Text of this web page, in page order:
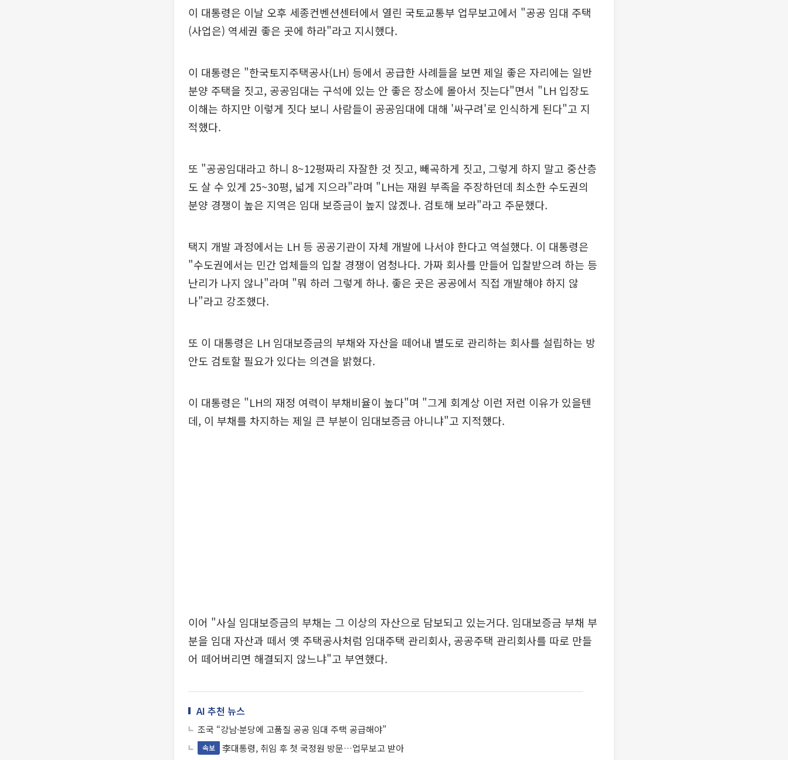
이 대통령은 이날 오후 세종컨벤션센터에서 열린 국토교통부 업무보고에서 "공공 임대 주택
(사업은) 역세권 좋은 곳에 하라"라고 지시했다.
이 대통령은 "한국토지주택공사(LH) 등에서 공급한 사례들을 보면 제일 좋은 자리에는 일반
분양 주택을 짓고, 공공임대는 구석에 있는 안 좋은 장소에 몰아서 짓는다"면서 "LH 입장도
이해는 하지만 이렇게 짓다 보니 사람들이 공공임대에 대해 '싸구려'로 인식하게 된다"고 지
적했다.
또 "공공임대라고 하니 8~12평짜리 자잘한 것 짓고, 빼곡하게 짓고, 그렇게 하지 말고 중산층
도 살 수 있게 25~30평, 넓게 지으라"라며 "LH는 재원 부족을 주장하던데 최소한 수도권의
분양 경쟁이 높은 지역은 임대 보증금이 높지 않겠나. 검토해 보라"라고 주문했다.
택지 개발 과정에서는 LH 등 공공기관이 자체 개발에 나서야 한다고 역설했다. 이 대통령은
"수도권에서는 민간 업체들의 입찰 경쟁이 엄청나다. 가짜 회사를 만들어 입찰받으려 하는 등
난리가 나지 않나"라며 "뭐 하러 그렇게 하나. 좋은 곳은 공공에서 직접 개발해야 하지 않
나"라고 강조했다.
또 이 대통령은 LH 임대보증금의 부채와 자산을 떼어내 별도로 관리하는 회사를 설립하는 방
안도 검토할 필요가 있다는 의견을 밝혔다.
이 대통령은 "LH의 재정 여력이 부채비율이 높다"며 "그게 회계상 이런 저런 이유가 있을텐
데, 이 부채를 차지하는 제일 큰 부분이 임대보증금 아니냐"고 지적했다.
이어 "사실 임대보증금의 부채는 그 이상의 자산으로 담보되고 있는거다. 임대보증금 부채 부
분을 임대 자산과 떼서 옛 주택공사처럼 임대주택 관리회사, 공공주택 관리회사를 따로 만들
어 떼어버리면 해결되지 않느냐"고 부연했다.
AI 추천 뉴스
조국 “강남·분당에 고품질 공공 임대 주택 공급해야”
속보 李대통령, 취임 후 첫 국정원 방문…업무보고 받아